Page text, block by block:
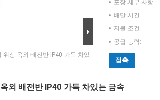
위상 옥외 배전반 IP40 가득 차있
포장 세부 사항:
배달 시간:
지불 조건:
공급 능력:
접촉
외 배전반 IP40 가득 차있는 금속